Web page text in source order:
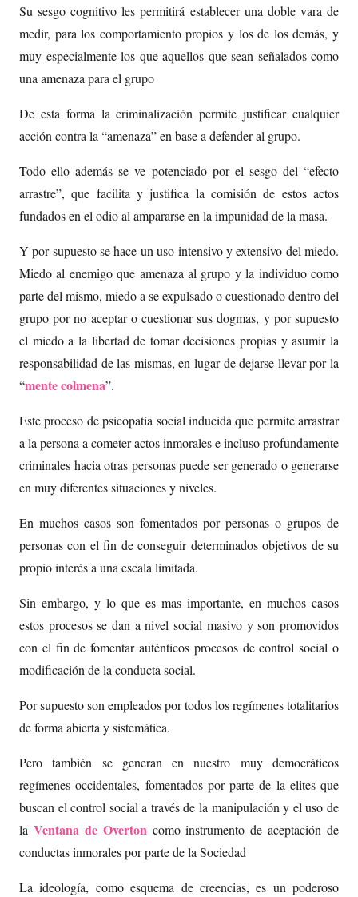
Su sesgo cognitivo les permitirá establecer una doble vara de
medir, para los comportamiento propios y los de los demás, y
muy especialmente los que aquellos que sean señalados como
una amenaza para el grupo
De esta forma la criminalización permite justificar cualquier
acción contra la “amenaza” en base a defender al grupo.
Todo ello además se ve potenciado por el sesgo del “efecto
arrastre”, que facilita y justifica la comisión de estos actos
fundados en el odio al ampararse en la impunidad de la masa.
Y por supuesto se hace un uso intensivo y extensivo del miedo.
Miedo al enemigo que amenaza al grupo y la individuo como
parte del mismo, miedo a se expulsado o cuestionado dentro del
grupo por no aceptar o cuestionar sus dogmas, y por supuesto
el miedo a la libertad de tomar decisiones propias y asumir la
responsabilidad de las mismas, en lugar de dejarse llevar por la
“mente colmena”.
Este proceso de psicopatía social inducida que permite arrastrar
a la persona a cometer actos inmorales e incluso profundamente
criminales hacia otras personas puede ser generado o generarse
en muy diferentes situaciones y niveles.
En muchos casos son fomentados por personas o grupos de
personas con el fin de conseguir determinados objetivos de su
propio interés a una escala limitada.
Sin embargo, y lo que es mas importante, en muchos casos
estos procesos se dan a nivel social masivo y son promovidos
con el fin de fomentar auténticos procesos de control social o
modificación de la conducta social.
Por supuesto son empleados por todos los regímenes totalitarios
de forma abierta y sistemática.
Pero también se generan en nuestro muy democráticos
regímenes occidentales, fomentados por parte de la elites que
buscan el control social a través de la manipulación y el uso de
la Ventana de Overton como instrumento de aceptación de
conductas inmorales por parte de la Sociedad
La ideología, como esquema de creencias, es un poderoso